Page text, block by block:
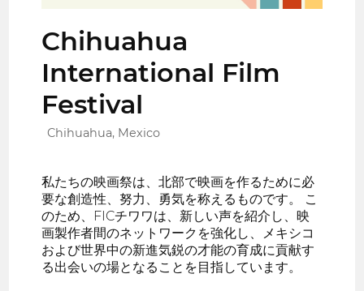
Chihuahua
International Film
Festival
Chihuahua, Mexico
私たちの映画祭は、北部で映画を作るために必
要な創造性、努力、勇気を称えるものです。 こ
のため、FICチワワは、新しい声を紹介し、映
画製作者間のネットワークを強化し、メキシコ
および世界中の新進気鋭の才能の育成に貢献す
る出会いの場となることを目指しています。